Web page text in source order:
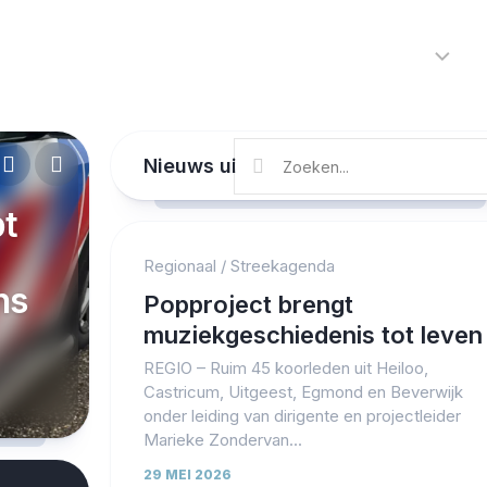
Kunst
Sport
Nieuws uit Alkmaar en de regio
Regionaal / Streekagenda
Popproject brengt
muziekgeschiedenis tot leven
REGIO – Ruim 45 koorleden uit Heiloo,
Castricum, Uitgeest, Egmond en Beverwijk
onder leiding van dirigente en projectleider
Marieke Zondervan...
29 MEI 2026
Protected by WP Anti-Hacker